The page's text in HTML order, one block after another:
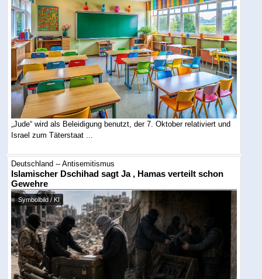
„Jude“ wird als Beleidigung benutzt, der 7. Oktober relativiert und
Israel zum Täterstaat ...
Deutschland -- Antisemitismus
Islamischer Dschihad sagt Ja , Hamas verteilt schon
Gewehre
Symbolbild / KI